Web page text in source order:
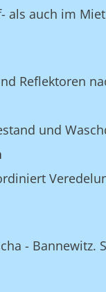
als auch im
Reflektoren
und
-